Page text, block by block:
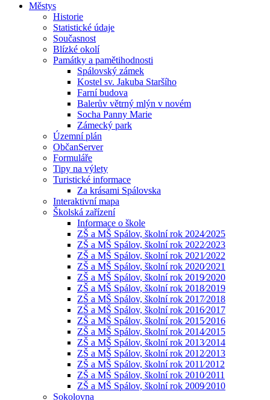
Městys
Historie
Statistické údaje
Současnost
Blízké okolí
Památky a pamětihodnosti
Spálovský zámek
Kostel sv. Jakuba Staršího
Farní budova
Balerův větrný mlýn v novém
Socha Panny Marie
Zámecký park
Územní plán
ObčanServer
Formuláře
Tipy na výlety
Turistické informace
Za krásami Spálovska
Interaktivní mapa
Školská zařízení
Informace o škole
ZŠ a MŠ Spálov, školní rok 2024⁄2025
ZŠ a MŠ Spálov, školní rok 2022⁄2023
ZŠ a MŠ Spálov, školní rok 2021⁄2022
ZŠ a MŠ Spálov, školní rok 2020⁄2021
ZŠ a MŠ Spálov, školní rok 2019⁄2020
ZŠ a MŠ Spálov, školní rok 2018⁄2019
ZŠ a MŠ Spálov, školní rok 2017⁄2018
ZŠ a MŠ Spálov, školní rok 2016⁄2017
ZŠ a MŠ Spálov, školní rok 2015⁄2016
ZŠ a MŠ Spálov, školní rok 2014⁄2015
ZŠ a MŠ Spálov, školní rok 2013⁄2014
ZŠ a MŠ Spálov, školní rok 2012⁄2013
ZŠ a MŠ Spálov, školní rok 2011⁄2012
ZŠ a MŠ Spálov, školní rok 2010⁄2011
ZŠ a MŠ Spálov, školní rok 2009⁄2010
Sokolovna